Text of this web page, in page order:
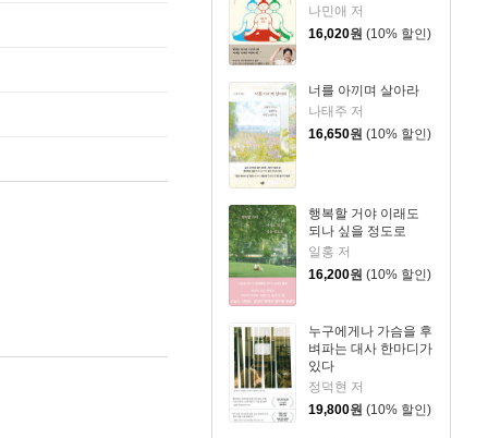
나민애 저
16,020원 (10% 할인)
너를 아끼며 살아라
나태주 저
16,650원 (10% 할인)
행복할 거야 이래도
되나 싶을 정도로
일홍 저
16,200원 (10% 할인)
누구에게나 가슴을 후
벼파는 대사 한마디가
있다
정덕현 저
19,800원 (10% 할인)